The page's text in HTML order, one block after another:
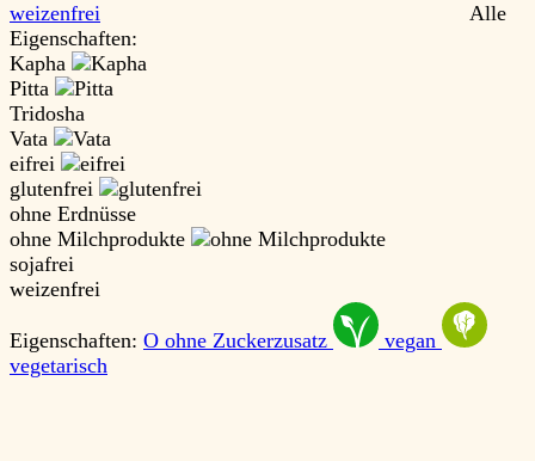
weizenfrei
Alle
Eigenschaften:
Kapha
Pitta
Tridosha
Vata
eifrei
glutenfrei
ohne Erdnüsse
ohne Milchprodukte
sojafrei
weizenfrei
Eigenschaften: O ohne Zuckerzusatz
vegan
vegetarisch